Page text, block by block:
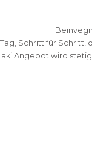
Schritt für Schritt,
Angebot wird